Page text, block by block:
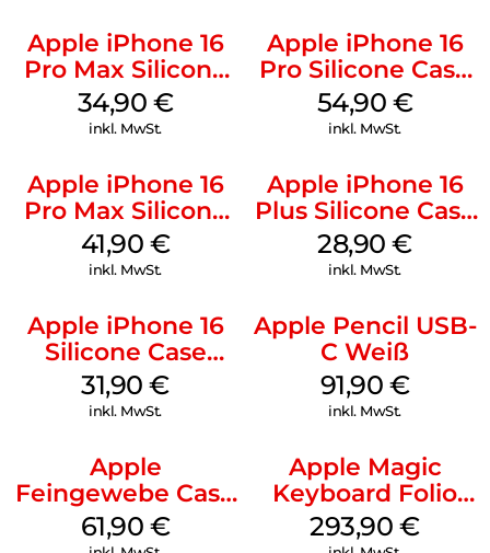
Apple iPhone 16
Pro Max Silicone
Case MagSafe
Denim
34,90 €
inkl. MwSt.
Apple iPhone 16
Pro Silicone Case
MagSafe Black
54,90 €
inkl. MwSt.
Apple iPhone 16
Pro Max Silicone
Case MagSafe
Ultramarine
41,90 €
inkl. MwSt.
Apple iPhone 16
Plus Silicone Case
MagSafe Black
28,90€
inkl. MwSt.
Apple iPhone 16
Silicone Case
MagSafe Fuchsia
31,90€
inkl. MwSt.
Apple Pencil USB-
C Weiß
91,90 €
inkl. MwSt.
Apple
Feingewebe Case
iPhone 15 Pro
MagSafe Schwarz
61,90 €
Apple Magic
Keyboard Folio
iPad 10.9″ (10.Gen.)
Weiß
293,90€